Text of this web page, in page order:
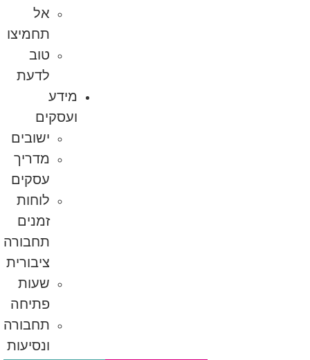
אל
תחמיצו
טוב
לדעת
מידע
ועסקים
ישובים
מדריך
עסקים
לוחות
זמנים
תחבורה
ציבורית
שעות
פתיחה
תחבורה
ונסיעות